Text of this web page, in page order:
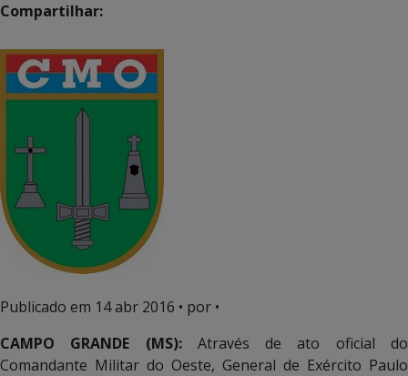
Compartilhar:
Publicado em 14 abr 2016 • por •
CAMPO GRANDE (MS):Através de ato oficial do
Comandante Militar do Oeste, General de Exército Paulo